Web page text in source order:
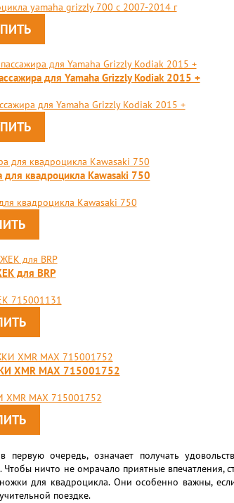
yamaha grizzly 700 c 2007-2014 г
для Yamaha Grizzly Kodiak 2015 +
для Yamaha Grizzly Kodiak 2015 +
квадроцикла Kawasaki 750
квадроцикла Kawasaki 750
для BRP
715001131
XMR MAX 715001752
MAX 715001752
первую очередь, означает получать
Чтобы ничто не омрачало приятные впечатления,
для квадроцикла. Они особенно важны,
поездке.